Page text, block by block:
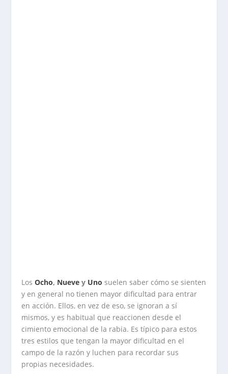
LosOcho, Nueve y Uno suelen saber cómo se sienten
y en general no tienen mayor dificultad para entrar
en acción. Ellos, en vez de eso, se ignoran a sí
mismos, y es habitual que reaccionen desde el
cimiento emocional de la rabia. Es típico para estos
tres estilos que tengan la mayor dificultad en el
campo de la razón y luchen para recordar sus
propias necesidades.